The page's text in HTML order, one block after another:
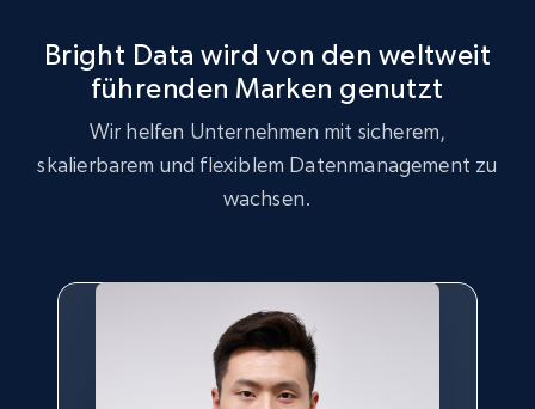
URL, Product id, Title, Product description,
Rating, Reviews count, Initial price, Discount,
1.3K+ 176+ Gratis testen
Target - Gather data on products using
specified keywords
URL, Product id, Title, Product description,
Rating, Reviews count, Initial price, Discount,
Bright Data wird von den weltweit
führenden Marken genutzt
Wir helfen Unternehmen mit sicherem,
skalierbarem und flexiblem Datenmanagement zu
wachsen.